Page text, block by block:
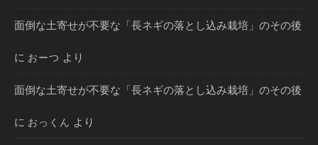
面倒な土寄せが不要な「長ネギの落とし込み栽培」のその後
に おーつ より
面倒な土寄せが不要な「長ネギの落とし込み栽培」のその後
に おっくん より